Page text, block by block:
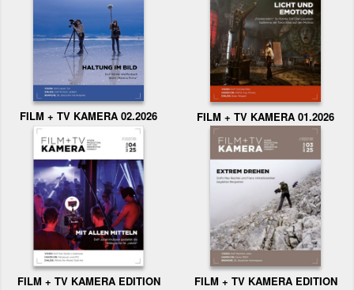
FILM + TV KAMERA 02.2026 FILM + TV KAMERA 01.2026
FILM + TV KAMERA EDITION
FILM + TV KAMERA EDITION